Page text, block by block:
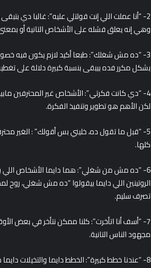
2- “أنا عملت اللي إنت قولتلي عليه”: غالبا دي
وهي إنه يعلق فشله على الأشخاص التانية أو
3- “ده مش شغلك”: طبعا أكيد لازم يكون فيه
بشكل مكرر فده بيبقى بنسبة كبيرة دلالة على
4- “دي كانت فكرتي”: الأشخاص غير المحترفين
لكن الأهم هو تطوير وتنفيذ الفكرة.
5- “قبل ما تقول ده، خليني بس أقولك” : الغير
كلها.
6- “ده مش من شغلي”: هما دايما الأشخاص اللي
الروتينين اللي دايما بيقولوا “ده مش شغلي،
تصرف سليم.
7- “أسف أنا اتأخرت”: كلنا ممكن نتأخر في بعض
مجهود الناس التانية.
8- “عندنا خطط كبيرة”: الخطط دايما والتخيلات دايما جميلة، لكن الأحلى هو إنجاز الخطط دي وتحقيقها على أرض الواقع.